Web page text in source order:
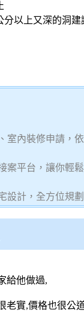
分以上又深的洞
室內裝修申請，
案平台，讓你輕
設計，全方位規
給他做過,
老實,價格也很公